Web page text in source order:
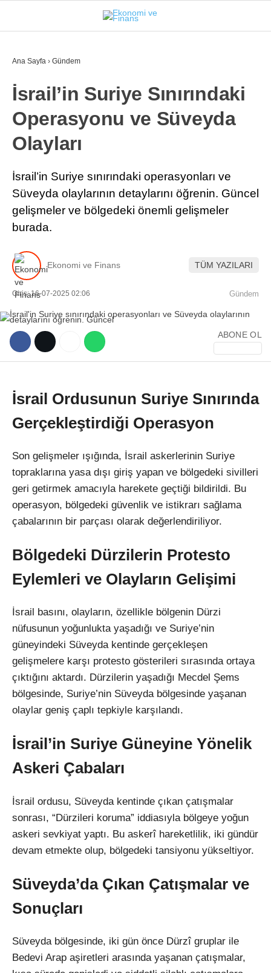
Facebook
Instagram
Youtube
27.2°
İSTANBUL
GÜNDEM
EKONOMI
FINANS
BORSA
KRIPTO
SEKTÖRLER
OTOMOBIL
Ana Sayfa › Gündem
İsrail’in Suriye Sınırındaki
Operasyonu ve Süveyda
Olayları
İsrail’in Suriye sınırındaki operasyonları ve
Süveyda olaylarının detaylarını öğrenin. Güncel
gelişmeler ve bölgedeki önemli gelişmeler
burada.
Ekonomi ve Finans TÜM YAZILARI
Giriş: 16-07-2025 02:06 Gündem
ABONE OL
İsrail Ordusunun Suriye Sınırında
Gerçekleştirdiği Operasyon
Son gelişmeler ışığında, İsrail askerlerinin Suriye
topraklarına yasa dışı giriş yapan ve bölgedeki sivilleri
geri getirmek amacıyla harekete geçtiği bildirildi. Bu
operasyon, bölgedeki güvenlik ve istikrarı sağlama
çabalarının bir parçası olarak değerlendiriliyor.
Bölgedeki Dürzilerin Protesto
Eylemleri ve Olayların Gelişimi
İsrail basını, olayların, özellikle bölgenin Dürzi
nüfusunun yoğunlukta yaşadığı ve Suriye’nin
güneyindeki Süveyda kentinde gerçekleşen
gelişmelere karşı protesto gösterileri sırasında ortaya
çıktığını aktardı. Dürzilerin yaşadığı Mecdel Şems
bölgesinde, Suriye’nin Süveyda bölgesinde yaşanan
olaylar geniş çaplı tepkiyle karşılandı.
İsrail’in Suriye Güneyine Yönelik
Askeri Çabaları
İsrail ordusu, Süveyda kentinde çıkan çatışmalar
sonrası, “Dürzileri koruma” iddiasıyla bölgeye yoğun
askeri sevkiyat yaptı. Bu askerî hareketlilik, iki gündür
devam etmekte olup, bölgedeki tansiyonu yükseltiyor.
Süveyda’da Çıkan Çatışmalar ve
Sonuçları
Süveyda bölgesinde, iki gün önce Dürzî gruplar ile
Bedevi Arap aşiretleri arasında yaşanan çatışmalar,